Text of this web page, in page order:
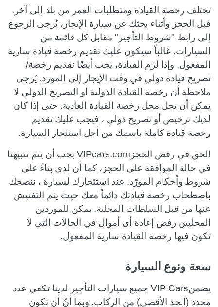
تختلف رخصة القيادة ومتطلبات العمر من بلد إلى آخر.
قبل الحجز وأثناء بحثك عن سيارة الإيجار، يُرجى الرجوع
إلى رابط "شروط التأجير" مقابل كل قائمة من
السيارات. غالباً سيكون عليك تقديم رخصة قيادة سارية
المفعول. وإذا لزم القيادة، يجب أيضًا تقديم رخصة/
تصريح قيادة دولي في وقت الإيجار إلى المورد. يُرجى
ملاحظة أن رخصة القيادة الدولية أو التصريح الدولي لا
يمكن أن يحل محل رخصة القيادة العادية. حتى إذا كان
لديك ترخيص أو تصريح دولي ، فيجب عليك تقديم
رخصة قيادة كاملة باسمك من أجل استئجار السيارة.
الحق في رفض الحجزVIPcars.com يجب أن يتم تنبيهنا
في حالة الموافقة على الحجز، كما أن لدى بناءً على
شروط وأحكام المورّد. عند استئجارك لسيارة ، ننصحك
باصطحاب رخصة قيادتك دائماً معك حيث يتم التفتيش
عنها من قبل السلطات المحلية. يمكن للموردين
المحليين رفض إعادة أي أموال في الحالات التي لا
تكون فيها رخصة القيادة سارية المفعول.
سعة ونوع السيارة
يضمنVIP Cars جميع سيارات التأجير لدينا تكفي عدد
محدد (الحد الأقصى) من الركاب. وبما أنّ أن تكون